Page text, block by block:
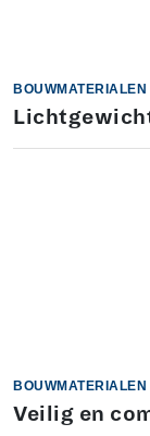
BOUWMATERIALEN
BOUWMATERIALEN
Veilig en